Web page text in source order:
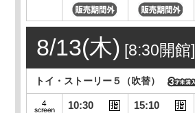
8/13(木) [8:30開館]
トイ・ストーリー５（吹替）
10:30 15:10